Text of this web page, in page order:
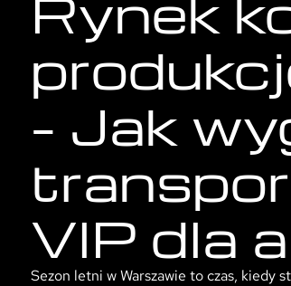
– Jak
VIP dla
Sezon letni w Warszawie to czas, kiedy